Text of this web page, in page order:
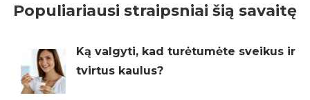
Populiariausi straipsniai šią savaitę
Ką valgyti, kad turėtumėte sveikus ir
tvirtus kaulus?